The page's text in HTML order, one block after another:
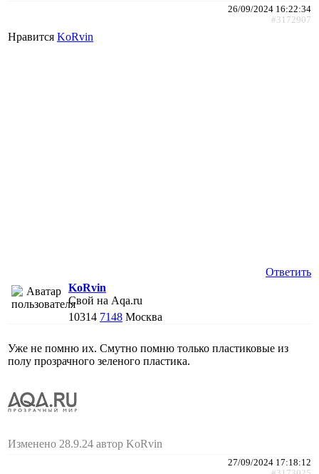
26/09/2024 16:22:34
#3172907
Нравится KoRvin
Ответить
KoRvin
Свой на Aqa.ru
10314 7148 Москва
Уже не помню их. Смутно помню только пластиковые из
полу прозрачного зеленого пластика.
Изменено 28.9.24 автор KoRvin
27/09/2024 17:18:12